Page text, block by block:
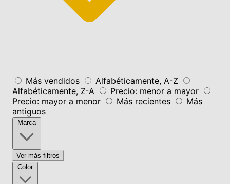
Más vendidos
Alfabéticamente, A-Z
Alfabéticamente, Z-A
Precio: menor a mayor
Precio: mayor a menor
Más recientes
Más
antiguos
Marca
Ver más filtros
Color